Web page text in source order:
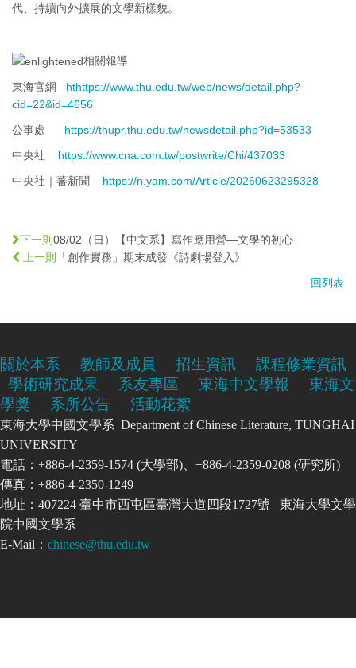
代、持續向外擴展的文學新樣貌。
相關報導
東海官網 hthttps://www.thu.edu.tw/web/news/detail.php?
cid=22&id=4656
公事處
https://thupr.thu.edu.tw/newsdetail.php?id=53533
中央社
https://www.cna.com.tw/postwrite/Chi/437033
中央社｜蕃新聞
https://n.yam.com/Article/20260623295328
下一則 08/02（日）【中文系】寫作應用營—文學的初心
上一則
「創作實務」期末成發《詩劇場登入》
回列表
關於本系 教師及成員 招生資訊
課程修業資訊
學術研究成果
系友專區 東海中文學報
東海文
學獎
系所公告 活動花絮
東海大學中國文學系 Department of Chinese Literature, TUNGHAI
UNIVERSITY
電話：+886-4-2359-1574 (大學部)、+886-4-2359-0208 (研究所)
傳真：+886-4-2350-1249
地址：407224 臺中市西屯區臺灣大道四段1727號 東海大學文學
院中國文學系
E-Mail： chinese@thu.edu.tw